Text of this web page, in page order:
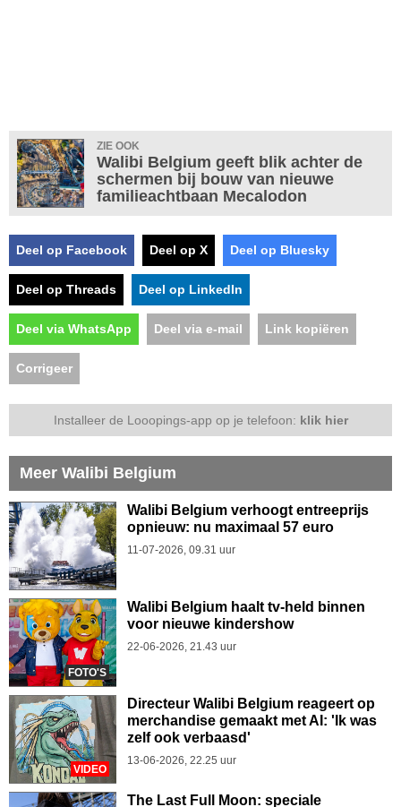
ZIE OOK
Walibi Belgium geeft blik achter de
schermen bij bouw van nieuwe
familieachtbaan Mecalodon
Deel op Facebook Deel op X Deel op Bluesky
Deel op Threads Deel op LinkedIn
Deel via WhatsApp Deel via e-mail Link kopiëren
Corrigeer
Installeer de Looopings-app op je telefoon: klik hier
Meer Walibi Belgium
Walibi Belgium verhoogt entreeprijs
opnieuw: nu maximaal 57 euro
11-07-2026, 09.31 uur
FOTO'S
Walibi Belgium haalt tv-held binnen
voor nieuwe kindershow
22-06-2026, 21.43 uur
VIDEO
Directeur Walibi Belgium reageert op
merchandise gemaakt met AI: 'Ik was
zelf ook verbaasd'
13-06-2026, 22.25 uur
The Last Full Moon: speciale